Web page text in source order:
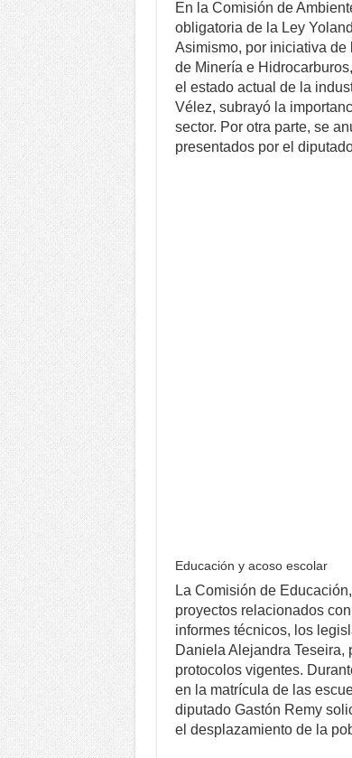
En la Comisión de
obligatoria de la Ley
Asimismo, por iniciativa
de Minería e
el estado actual de la
Vélez, subrayó la
sector. Por otra parte, se
presentados por el
Educación y acoso escolar
La Comisión de
proyectos relacionados
informes técnicos, los
Daniela Alejandra Teseira,
protocolos vigentes.
en la matrícula de las
diputado Gastón Remy
el desplazamiento de la